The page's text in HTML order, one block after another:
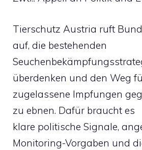
Tierschutz Austria ruft
auf, die bestehenden
überdenken und den Weg
zugelassene Impfungen
zu ebnen. Dafür braucht es
klare politische Signale,
Monitoring-Vorgaben und